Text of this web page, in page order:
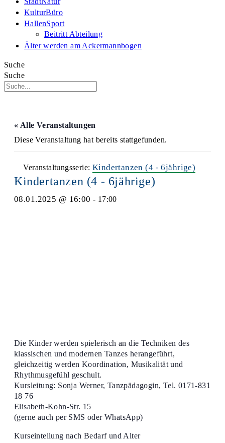
KulturBüro
HallenSport
Beitritt Abteilung
Älter werden am Ackermannbogen
Suche
Suche
« Alle Veranstaltungen
Diese Veranstaltung hat bereits stattgefunden.
Veranstaltungsserie: Kindertanzen (4 - 6jährige)
Kindertanzen (4 - 6jährige)
08.01.2025 @ 16:00 - 17:00
Die Kinder werden spielerisch an die Techniken des
klassischen und modernen Tanzes herangeführt,
gleichzeitig werden Koordination, Musikalität und
Rhythmusgefühl geschult.
Kursleitung: Sonja Werner, Tanzpädagogin, Tel. 0171-831
18 76
Elisabeth-Kohn-Str. 15
(gerne auch per SMS oder WhatsApp)
Kurseinteilung nach Bedarf und Alter